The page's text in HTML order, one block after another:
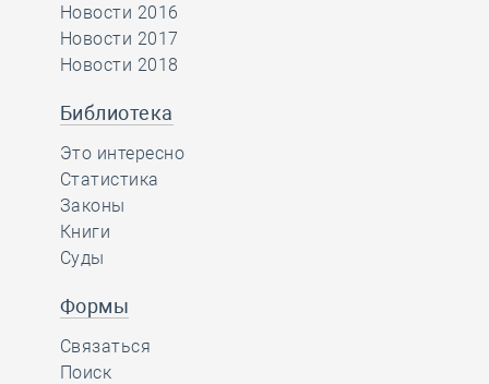
Новости 2016
Новости 2017
Новости 2018
Библиотека
Это интересно
Статистика
Законы
Книги
Суды
Формы
Связаться
Поиск